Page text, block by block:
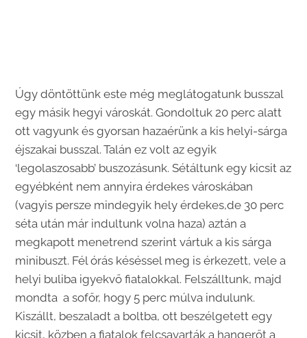
Úgy döntöttünk este még meglátogatunk busszal
egy másik hegyi városkát. Gondoltuk 20 perc alatt
ott vagyunk és gyorsan hazaérünk a kis helyi-sárga
éjszakai busszal. Talán ez volt az egyik
‘legolaszosabb’ buszozásunk. Sétáltunk egy kicsit az
egyébként nem annyira érdekes városkában
(vagyis persze mindegyik hely érdekes,de 30 perc
séta után már indultunk volna haza) aztán a
megkapott menetrend szerint vártuk a kis sárga
minibuszt. Fél órás késéssel meg is érkezett, vele a
helyi buliba igyekvő fiatalokkal. Felszálltunk, majd
mondta a sofőr, hogy 5 perc múlva indulunk.
Kiszállt, beszaladt a boltba, ott beszélgetett egy
kicsit, közben a fiatalok felcsavarták a hangerőt a